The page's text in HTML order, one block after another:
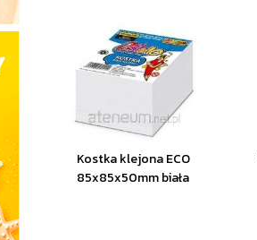
Kostka klejona ECO
85x85x50mm biała